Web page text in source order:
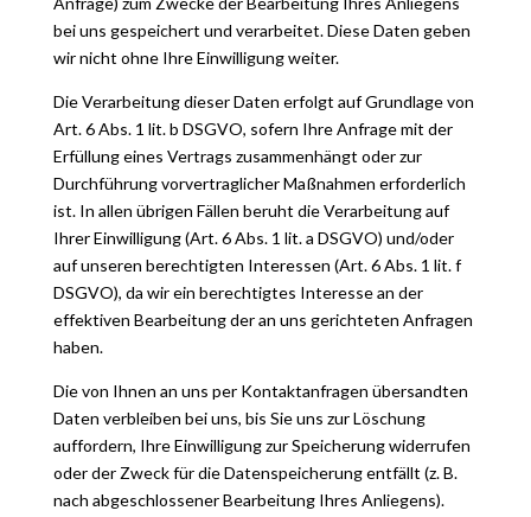
bei uns gespeichert und verarbeitet. Diese Daten geben
wir nicht ohne Ihre Einwilligung weiter.
Die Verarbeitung dieser Daten erfolgt auf Grundlage von
Art. 6 Abs. 1 lit. b DSGVO, sofern Ihre Anfrage mit der
Erfüllung eines Vertrags zusammenhängt oder zur
Durchführung vorvertraglicher Maßnahmen erforderlich
ist. In allen übrigen Fällen beruht die Verarbeitung auf
Ihrer Einwilligung (Art. 6 Abs. 1 lit. a DSGVO) und/oder
auf unseren berechtigten Interessen (Art. 6 Abs. 1 lit. f
DSGVO), da wir ein berechtigtes Interesse an der
effektiven Bearbeitung der an uns gerichteten Anfragen
haben.
Die von Ihnen an uns per Kontaktanfragen übersandten
Daten verbleiben bei uns, bis Sie uns zur Löschung
auffordern, Ihre Einwilligung zur Speicherung widerrufen
oder der Zweck für die Datenspeicherung entfällt (z. B.
nach abgeschlossener Bearbeitung Ihres Anliegens).